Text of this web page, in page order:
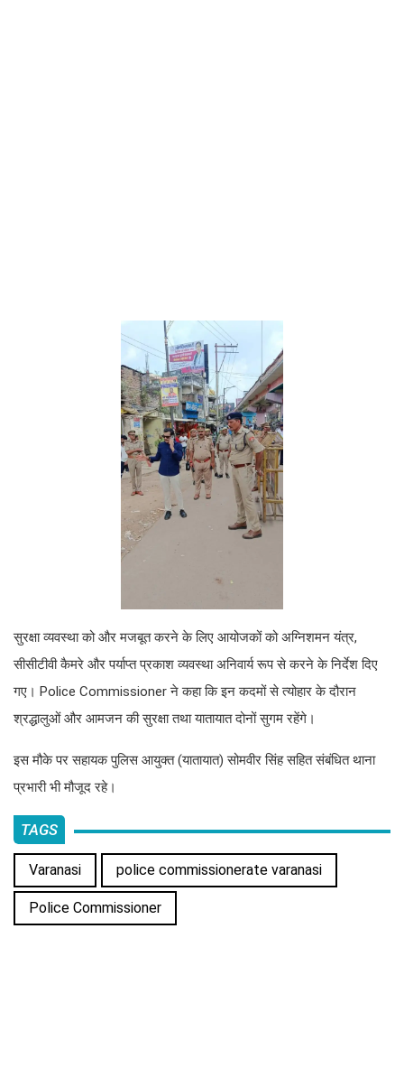
सुरक्षा व्यवस्था को और मजबूत करने के लिए आयोजकों को अग्निशमन यंत्र,
सीसीटीवी कैमरे और पर्याप्त प्रकाश व्यवस्था अनिवार्य रूप से करने के निर्देश दिए
गए। Police Commissioner ने कहा कि इन कदमों से त्योहार के दौरान
श्रद्धालुओं और आमजन की सुरक्षा तथा यातायात दोनों सुगम रहेंगे।
इस मौके पर सहायक पुलिस आयुक्त (यातायात) सोमवीर सिंह सहित संबंधित थाना
प्रभारी भी मौजूद रहे।
TAGS
Varanasi police commissionerate varanasi
Police Commissioner